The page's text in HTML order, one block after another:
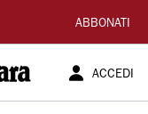
ABBONATI
ACCEDI